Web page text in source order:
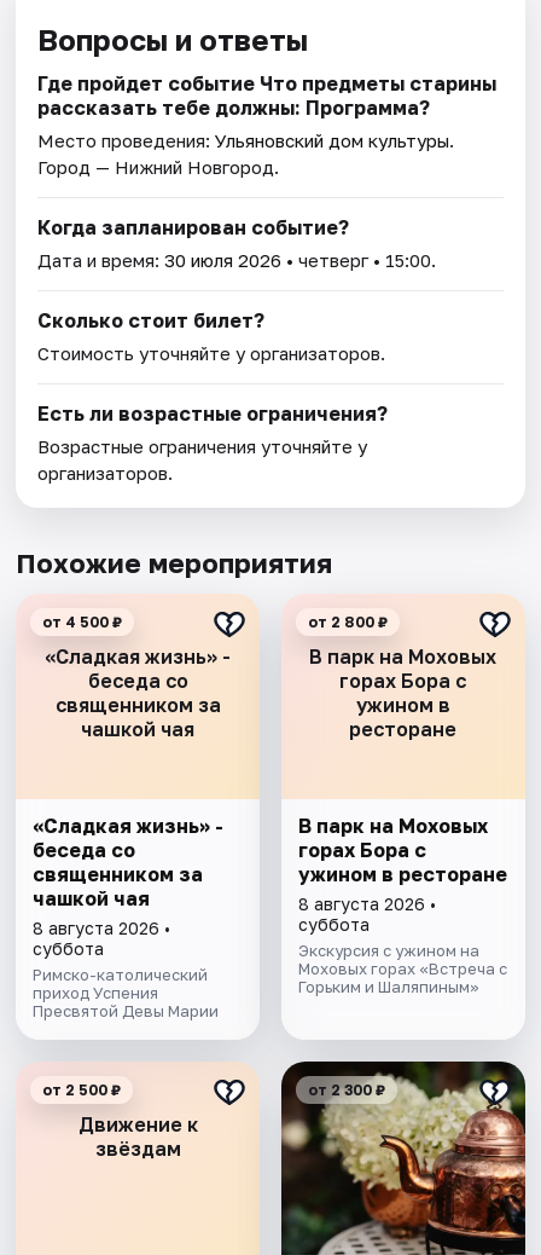
Вопросы и ответы
Где пройдет событие Что предметы старины
рассказать тебе должны: Программа?
Место проведения:Ульяновский дом культуры.
Город — Нижний Новгород.
Когда запланирован событие?
Дата и время:30 июля 2026 • четверг • 15:00.
Сколько стоит билет?
Стоимость уточняйте у организаторов.
Есть ли возрастные ограничения?
Возрастные ограничения уточняйте у
организаторов.
Похожие мероприятия
«Сладкая жизнь» -
беседа со
священником за
чашкой чая
от 4 500 ₽
«Сладкая жизнь» -
беседа со
священником за
чашкой чая
8 августа 2026 •
суббота
Римско-католический
приход Успения
Пресвятой Девы Марии
В парк на Моховых
горах Бора с
ужином в
ресторане
от 2 800 ₽
В парк на Моховых
горах Бора с
ужином в ресторане
8 августа 2026 •
суббота
Экскурсия с ужином на
Моховых горах «Встреча с
Горьким и Шаляпиным»
Движение к
звёздам
от 2 500 ₽ от 2 300 ₽